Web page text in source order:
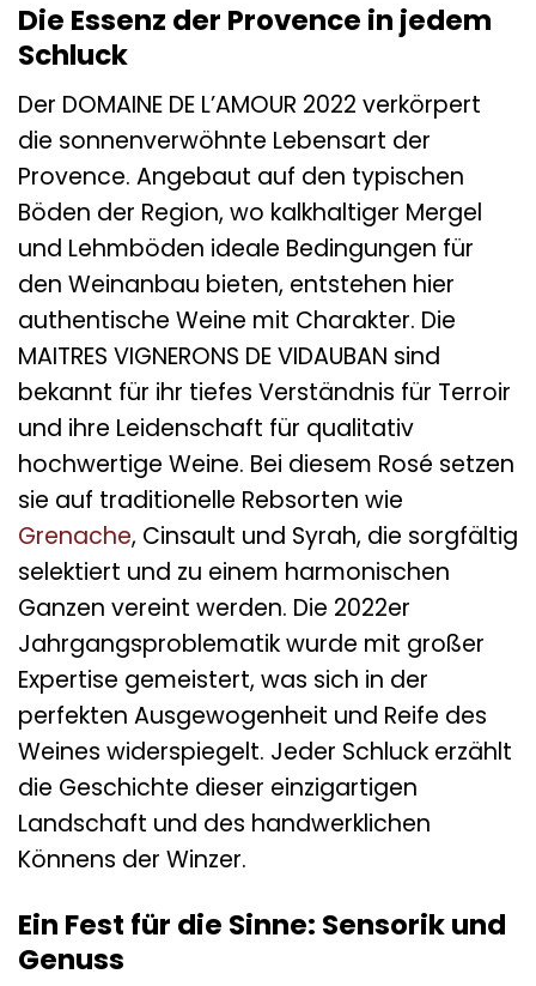
Die Essenz der Provence in jedem
Schluck
Der DOMAINE DE L’AMOUR 2022 verkörpert
die sonnenverwöhnte Lebensart der
Provence. Angebaut auf den typischen
Böden der Region, wo kalkhaltiger Mergel
und Lehmböden ideale Bedingungen für
den Weinanbau bieten, entstehen hier
authentische Weine mit Charakter. Die
MAITRES VIGNERONS DE VIDAUBAN sind
bekannt für ihr tiefes Verständnis für Terroir
und ihre Leidenschaft für qualitativ
hochwertige Weine. Bei diesem Rosé setzen
sie auf traditionelle Rebsorten wie
Grenache, Cinsault und Syrah, die sorgfältig
selektiert und zu einem harmonischen
Ganzen vereint werden. Die 2022er
Jahrgangsproblematik wurde mit großer
Expertise gemeistert, was sich in der
perfekten Ausgewogenheit und Reife des
Weines widerspiegelt. Jeder Schluck erzählt
die Geschichte dieser einzigartigen
Landschaft und des handwerklichen
Könnens der Winzer.
Ein Fest für die Sinne: Sensorik und
Genuss